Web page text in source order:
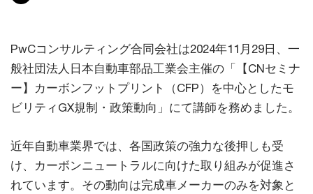
PwCコンサルティング合同会社は2024年11月29日、一
般社団法人日本自動車部品工業会主催の「【CNセミナ
ー】カーボンフットプリント（CFP）を中心としたモ
ビリティGX規制・政策動向」にて講師を務めました。
近年自動車業界では、各国政策の強力な後押しも受
け、カーボンニュートラルに向けた取り組みが促進さ
れています。その動向は完成車メーカーのみを対象と